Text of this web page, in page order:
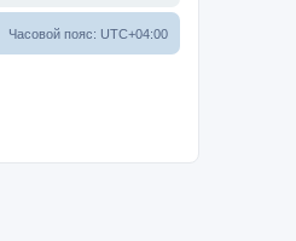
Часовой пояс: UTC+04:00